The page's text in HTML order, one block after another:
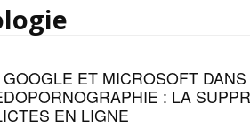
GOOGLE ET MICROSOFT
: LA
EN LIGNE